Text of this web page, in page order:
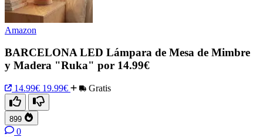
Amazon
BARCELONA LED Lámpara de Mesa de Mimbre
y Madera "Ruka" por 14.99€
14.99€ 19.99€ Gratis
899
0